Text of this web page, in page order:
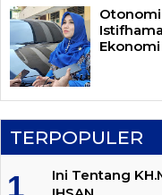
Ekonomi
TERPOPULER
Ini Tentang